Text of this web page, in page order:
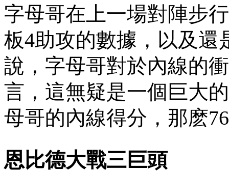
字母哥在上一場對陣步行
板4助攻的數據，以及還
說，字母哥對於內線
言 ，這無疑是一個巨大
母哥的內線得分 ，那麽
恩比德大戰三巨頭